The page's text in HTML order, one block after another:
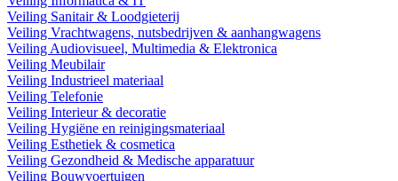
Veiling Sanitair & Loodgieterij
Veiling Vrachtwagens, nutsbedrijven & aanhangwagens
Veiling Audiovisueel, Multimedia & Elektronica
Veiling Meubilair
Veiling Industrieel materiaal
Veiling Telefonie
Veiling Interieur & decoratie
Veiling Hygiëne en reinigingsmateriaal
Veiling Esthetiek & cosmetica
Veiling Gezondheid & Medische apparatuur
Veiling Bouwvoertuigen